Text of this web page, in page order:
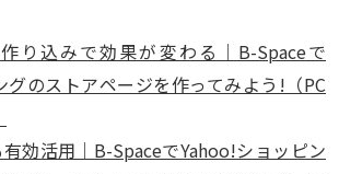
り込みで効果が変わる｜B-Spaceで
グのストアページを作ってみよう!（PC
効活用｜B-SpaceでYahoo!ショッピン